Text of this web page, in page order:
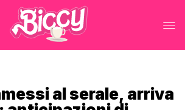
al serale, arriva